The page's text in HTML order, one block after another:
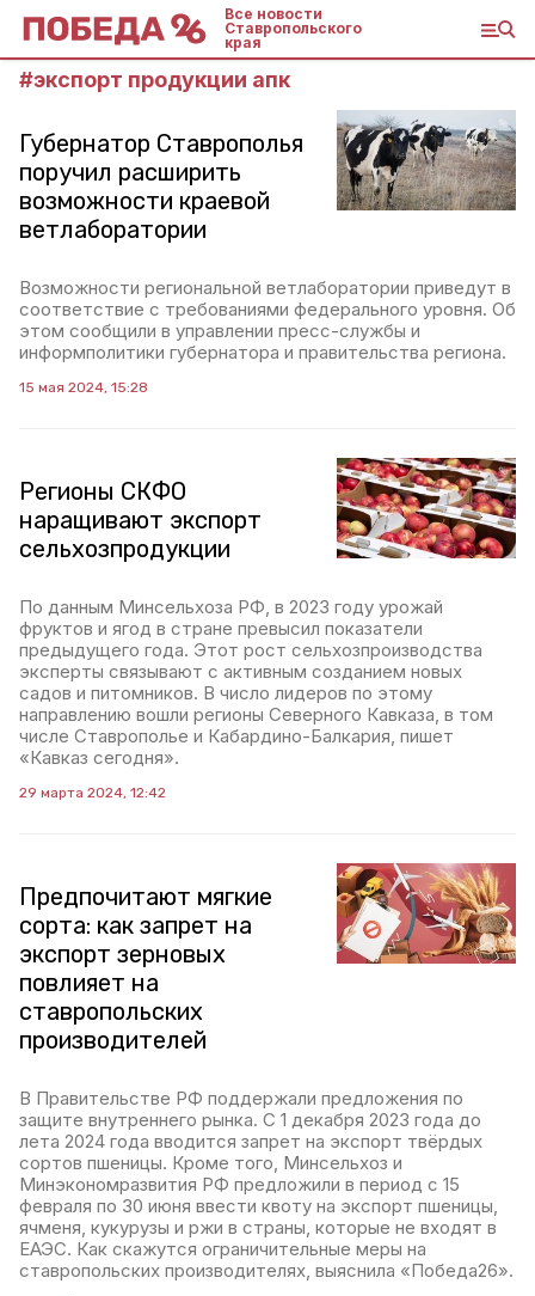
Все новости
Ставропольского
края
#экспорт продукции апк
Губернатор Ставрополья
поручил расширить
возможности краевой
ветлаборатории
Возможности региональной ветлаборатории приведут в
соответствие с требованиями федерального уровня. Об
этом сообщили в управлении пресс-службы и
информполитики губернатора и правительства региона.
15 мая 2024, 15:28
Регионы СКФО
наращивают экспорт
сельхозпродукции
По данным Минсельхоза РФ, в 2023 году урожай
фруктов и ягод в стране превысил показатели
предыдущего года. Этот рост сельхозпроизводства
эксперты связывают с активным созданием новых
садов и питомников. В число лидеров по этому
направлению вошли регионы Северного Кавказа, в том
числе Ставрополье и Кабардино-Балкария, пишет
«Кавказ сегодня».
29 марта 2024, 12:42
Предпочитают мягкие
сорта: как запрет на
экспорт зерновых
повлияет на
ставропольских
производителей
В Правительстве РФ поддержали предложения по
защите внутреннего рынка. С 1 декабря 2023 года до
лета 2024 года вводится запрет на экспорт твёрдых
сортов пшеницы. Кроме того, Минсельхоз и
Минэкономразвития РФ предложили в период с 15
февраля по 30 июня ввести квоту на экспорт пшеницы,
ячменя, кукурузы и ржи в страны, которые не входят в
ЕАЭС. Как скажутся ограничительные меры на
ставропольских производителях, выяснила «Победа26».